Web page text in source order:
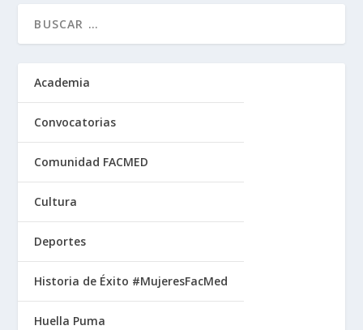
Academia
Convocatorias
Comunidad FACMED
Cultura
Deportes
Historia de Éxito #MujeresFacMed
Huella Puma